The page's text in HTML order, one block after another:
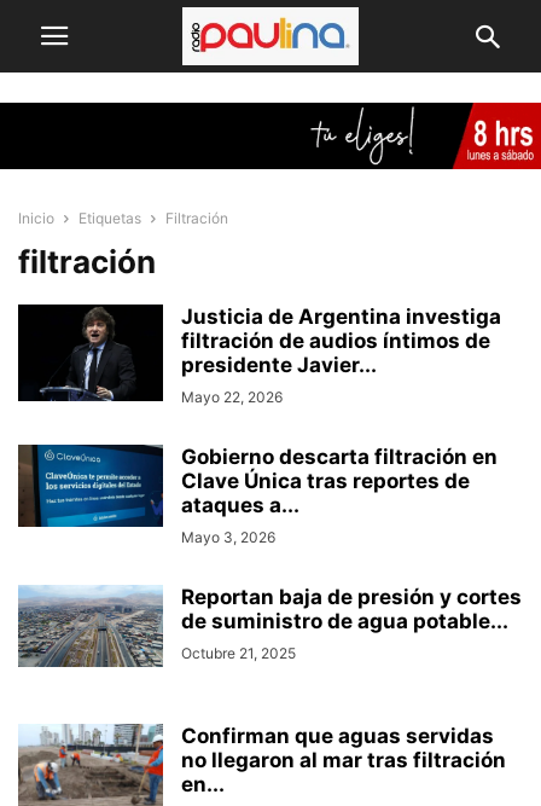
Inicio Etiquetas Filtración
filtración
Justicia de Argentina investiga
filtración de audios íntimos de
presidente Javier...
Mayo 22, 2026
Gobierno descarta filtración en
Clave Única tras reportes de
ataques a...
Mayo 3, 2026
Reportan baja de presión y cortes
de suministro de agua potable...
Octubre 21, 2025
Confirman que aguas servidas
no llegaron al mar tras filtración
en...